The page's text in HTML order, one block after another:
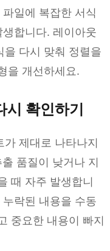
일에 복잡한 서식
합니다. 레이아웃
을 다시 맞춰 정렬을
을 개선하세요.
확인하기
가 제대로 나타나지
품질이 낮거나 지
때 자주 발생합니
락된 내용을 수동
중요한 내용이 빠지